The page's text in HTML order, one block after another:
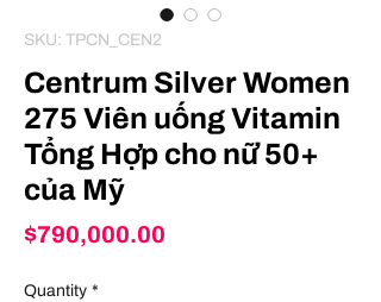
SKU: TPCN_CEN2
Centrum Silver Women
275 Viên uống Vitamin
Tổng Hợp cho nữ 50+
của Mỹ
$790,000.00
Quantity *